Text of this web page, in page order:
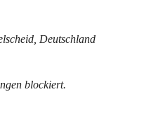
Deutschland
blockiert.